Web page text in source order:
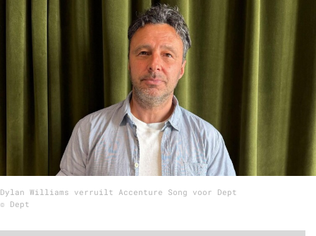
Menu
9 sept: GenAI-training
12 nov: MarketingLive!
Vacatures
Dylan Williams verruilt Accenture Song voor Dept
© Dept